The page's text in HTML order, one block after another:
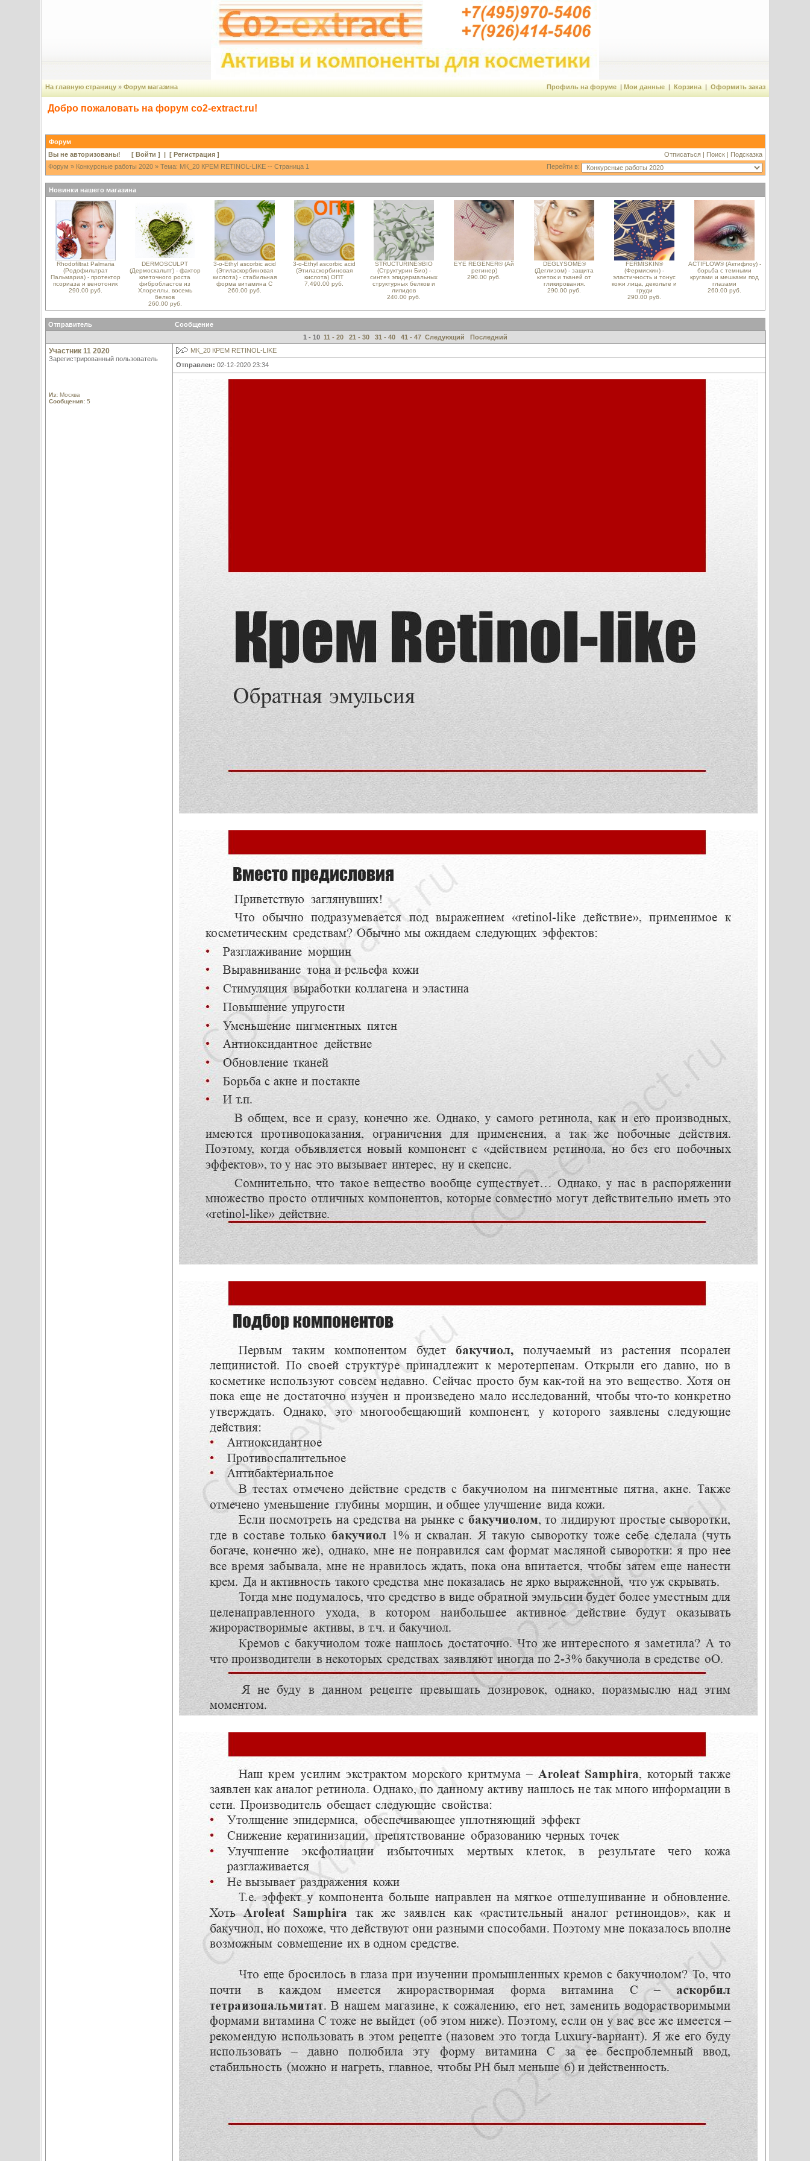
На главную страницу» Форум магазина Профиль на форуме| Мои данные| Корзина| Оформить заказ
Добро пожаловать на форум co2-extract.ru!
Форум
Вы не авторизованы! [ Войти ] | [ Регистрация] Отписаться| Поиск| Подсказка
Форум » Конкурсные работы 2020» Тема: МК_20 КРЕМ RETINOL-LIKE -- Страница 1 Перейти в:
Новинки нашего магазина
Rhodofiltrat Palmaria
(Родофильтрат
Пальмариа) - протектор
псориаза и венотоник
290.00 руб.
DERMOSCULPT
(Дермоскальпт) - фактор
клеточного роста
фибробластов из
Хлореллы, восемь
белков
260.00 руб.
3-o-Ethyl ascorbic acid
(Этиласкорбиновая
кислота) - стабильная
форма витамина С
260.00 руб.
3-o-Ethyl ascorbic acid
(Этиласкорбиновая
кислота) ОПТ
7,490.00 руб.
STRUCTURINE®BIO
(Структурин Био) -
синтез эпидермальных
структурных белков и
липидов
240.00 руб.
EYE REGENER® (Ай
регинер)
290.00 руб.
DEGLYSOME®
(Деглизом) - защита
клеток и тканей от
гликирования.
290.00 руб.
FERMISKIN®
(Фермискин) -
эластичность и тонус
кожи лица, декольте и
груди
290.00 руб.
ACTIFLOW® (Актифлоу) -
борьба с темными
кругами и мешками под
глазами
260.00 руб.
Отправитель
Сообщение
1 - 10 11 - 20 21 - 30 31 - 40 41 - 47 Следующий Последний
Участник 11 2020
Зарегистрированный пользователь
Из:Москва
Сообщения:5
МК_20 КРЕМ RETINOL-LIKE
Отправлен: 02-12-2020 23:34